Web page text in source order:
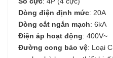
Dòng điện định mức: 20A
Dòng cắt ngắn mạch: 6kA
Điện áp hoạt động: 400V~
Đường cong bảo vệ: Loại